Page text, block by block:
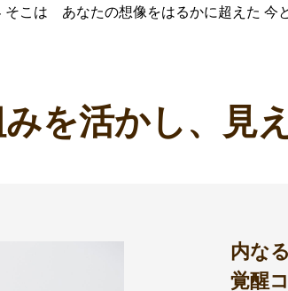
そこは あなたの想像をはるかに超えた 今
を活かし、見
内な
覚醒